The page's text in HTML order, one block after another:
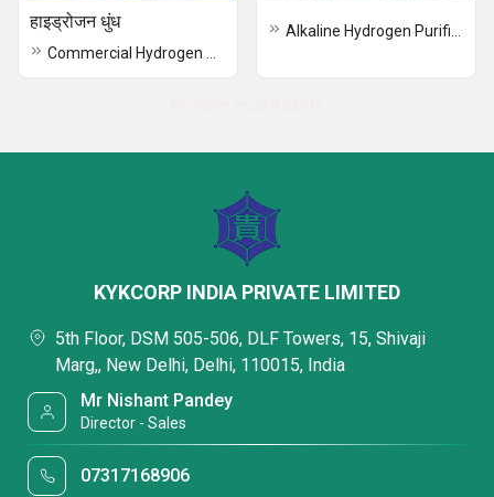
हाइड्रोजन धुंध
KYKCORP INDIA PRIVATE LIMITED
5th Floor, DSM 505-506, DLF Towers, 15, Shivaji
Marg,, New Delhi, Delhi, 110015, India
Mr Nishant Pandey
Director - Sales
07317168906